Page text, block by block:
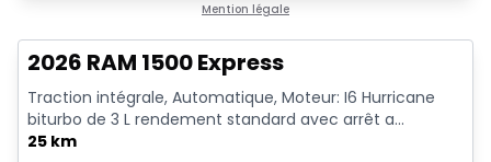
Mention légale
2026 RAM 1500 Express
Traction intégrale, Automatique, Moteur: I6 Hurricane
biturbo de 3 L rendement standard avec arrêt a...
25 km